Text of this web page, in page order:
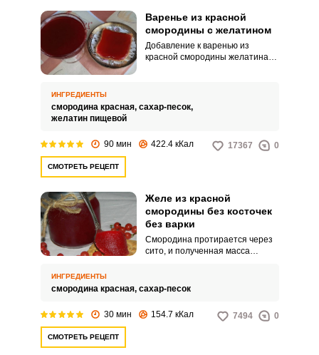
Варенье из красной
смородины с желатином
Добавление к варенью из
красной смородины желатина
Но для заготовки на зиму лучше
использовать желирующий
консервант.
ИНГРЕДИЕНТЫ
смородина красная, сахар-песок,
желатин пищевой
90 мин 422.4 кКал 17367 0
СМОТРЕТЬ РЕЦЕПТ
Желе из красной
смородины без косточек
без варки
Смородина протирается через
сито, и полученная масса
раскладывается по
отправляется на хранение в
холодильник.
ИНГРЕДИЕНТЫ
смородина красная, сахар-песок
30 мин 154.7 кКал 7494 0
СМОТРЕТЬ РЕЦЕПТ